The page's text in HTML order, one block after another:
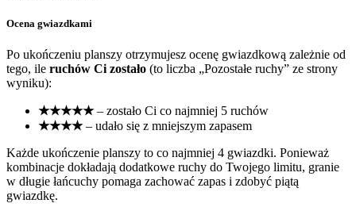
Ocena gwiazdkami
Po ukończeniu planszy otrzymujesz ocenę gwiazdkową zależnie od
tego, ile ruchów Ci zostało (to liczba „Pozostałe ruchy” ze strony
wyniku):
★★★★★– zostało Ci co najmniej 5 ruchów
★★★★– udało się z mniejszym zapasem
Każde ukończenie planszy to co najmniej 4 gwiazdki. Ponieważ
kombinacje dokładają dodatkowe ruchy do Twojego limitu, granie
w długie łańcuchy pomaga zachować zapas i zdobyć piątą
gwiazdkę.